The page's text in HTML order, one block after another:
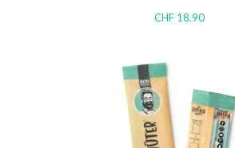
CHF18.90